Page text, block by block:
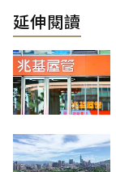
延伸閱讀